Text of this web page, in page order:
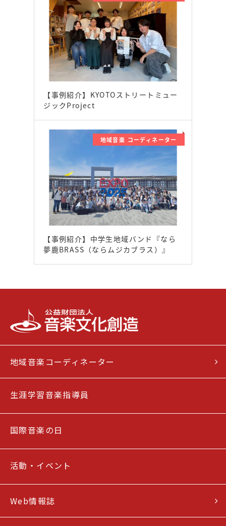
【事例紹介】KYOTOストリートミュー
ジックProject
地域音楽 コーディネーター
【事例紹介】中学生地域バンド『なら
夢鹿BRASS（ならムジカブラス）』
地域音楽コーディネーター
生涯学習音楽指導員
国際音楽の日
活動・イベント
Web情報誌